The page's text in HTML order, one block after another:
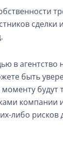
сделки
в агентство
быть
будут
компании
либо рисков